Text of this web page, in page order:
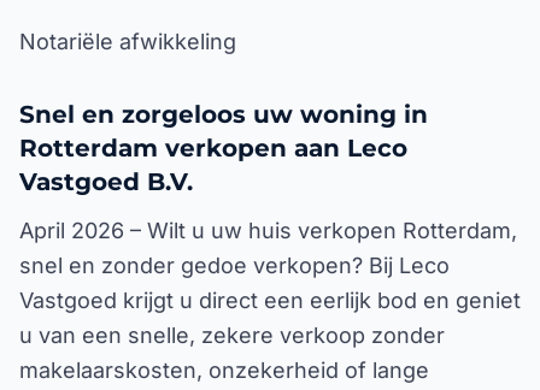
Notariële afwikkeling
Snel en zorgeloos uw woning in
Rotterdam verkopen aan Leco
Vastgoed B.V.
April 2026 – Wilt u uw huis verkopen Rotterdam,
snel en zonder gedoe verkopen? Bij Leco
Vastgoed krijgt u direct een eerlijk bod en geniet
u van een snelle, zekere verkoop zonder
makelaarskosten, onzekerheid of lange